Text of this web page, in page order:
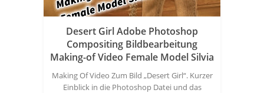
Desert Girl Adobe Photoshop
Compositing Bildbearbeitung
Making-of Video Female Model Silvia
Making Of Video Zum Bild „Desert Girl“. Kurzer
Einblick in die Photoshop Datei und das